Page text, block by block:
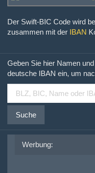
Der Swift-BIC Code wird
zusammen mit der IBAN
Geben Sie hier Namen
deutsche IBAN ein, um
Suche
Werbung: